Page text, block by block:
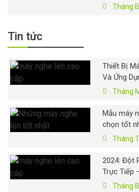
Tháng
Tin tức
Thiết Bị
Và Ứng
Tháng
Mẫu máy
chọn tốt
Tháng
2024: Đột
Trực Tiếp
Tháng